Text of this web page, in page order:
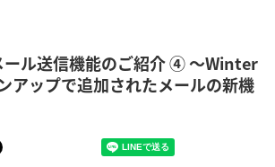
ル送信機能のご紹介 ④ ～Winter
アップで追加されたメールの新機